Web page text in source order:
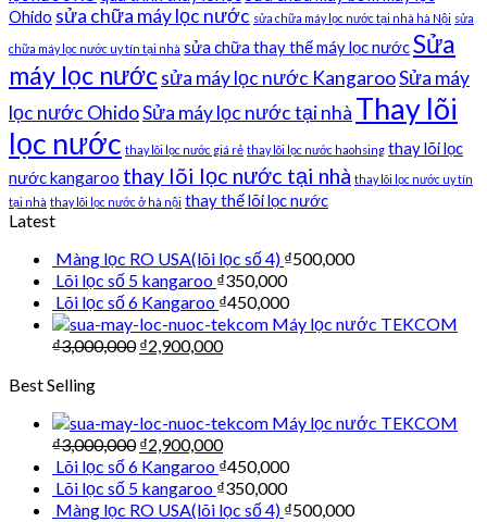
Ohido sửa chữa máy lọc nước sửa chữa máy lọc nước tại nhà hà Nội sửa
chữa máy lọc nước uy tín tại nhà sửa chữa thay thế máy lọc nướcSửa
máy lọc nướcsửa máy lọc nước KangarooSửa máy
lọc nước OhidoSửa máy lọc nước tại nhà Thay lõi
lọc nước thay lõi lọc nước giá rẻ thay lõi lọc nước haohsing thay lõi lọc
nước kangaroo thay lõi lọc nước tại nhà thay lõi lọc nước uy tín
tại nhà thay lõi lọc nước ở hà nội thay thế lõi lọc nước
Latest
Màng lọc RO USA(lõi lọc số 4) ₫500,000
Lõi lọc số 5 kangaroo ₫350,000
Lõi lọc số 6 Kangaroo ₫450,000
Máy lọc nước TEKCOM
₫3,000,000 ₫2,900,000
Best Selling
Máy lọc nước TEKCOM
₫3,000,000 ₫2,900,000
Lõi lọc số 6 Kangaroo ₫450,000
Lõi lọc số 5 kangaroo ₫350,000
Màng lọc RO USA(lõi lọc số 4) ₫500,000